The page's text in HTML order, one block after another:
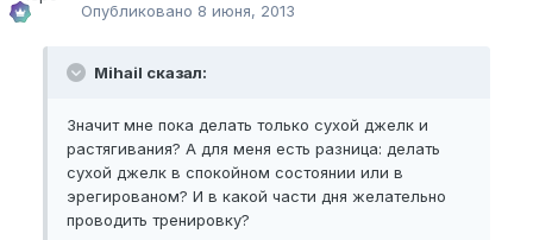
Опубликовано 8 июня, 2013
Mihail сказал:
Значит мне пока делать только сухой джелк и
растягивания? А для меня есть разница: делать
сухой джелк в спокойном состоянии или в
эрегированом? И в какой части дня желательно
проводить тренировку?